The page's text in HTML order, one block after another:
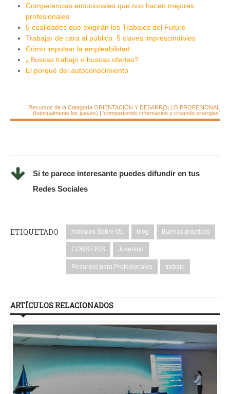
Competencias emocionales que nos hacen mejores
profesionales
5 cualidades que exigirán los Trabajos del Futuro
Trabajar de cara al público: 5 claves imprescindibles
Cómo impulsar la empleabilidad
¿Buscas trabajo o buscas ofertas?
El porqué del autoconocimiento
Recursos de la Categoría ORIENTACIÓN Y DESARROLLO PROFESIONAL
(habitualmente los jueves) | 'compartiendo información y creando sinergias'
Si te parece interesante puedes difundir en tus
Redes Sociales
ETIQUETADO Artículos Sobre OL blog Buenas prácticas
CONSEJOS Juventud
Recursos para Profesionales trabajo
ARTÍCULOS RELACIONADOS